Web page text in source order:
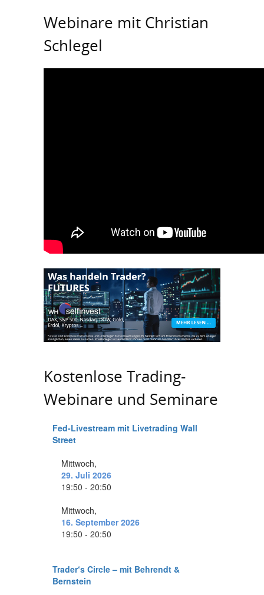
Webinare mit Christian
Schlegel
Kostenlose Trading-
Webinare und Seminare